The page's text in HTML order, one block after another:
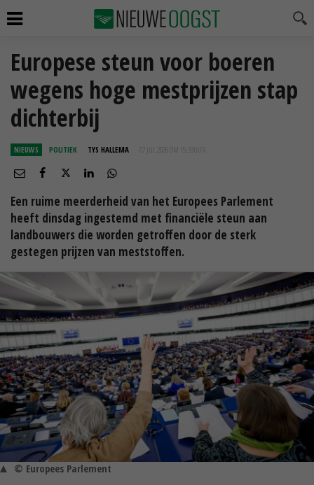
Europese steun voor boeren
wegens hoge mestprijzen stap
dichterbij
NIEUWS POLITIEK TYS HALLEMA 07 JUL 2026 OM 15:33
Een ruime meerderheid van het Europees Parlement
heeft dinsdag ingestemd met financiële steun aan
landbouwers die worden getroffen door de sterk
gestegen prijzen van meststoffen.
© Europees Parlement